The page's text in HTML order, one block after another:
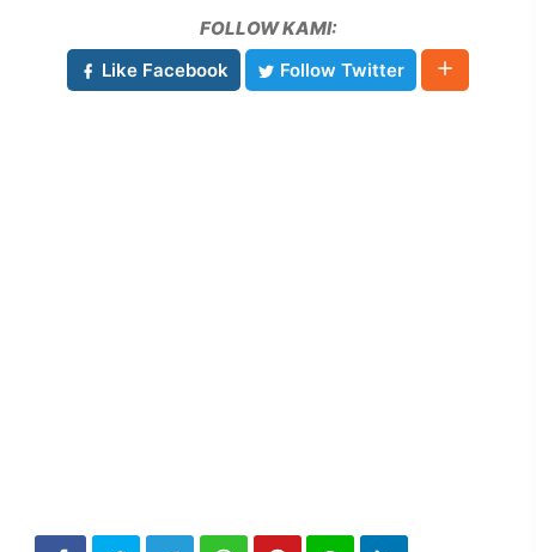
FOLLOW KAMI:
Like Facebook
Follow Twitter